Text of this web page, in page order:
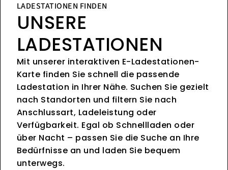
LADESTATIONEN FINDEN
UNSERE
LADESTATIONEN
Mit unserer interaktiven E-Ladestationen-
Karte finden Sie schnell die passende
Ladestation in Ihrer Nähe. Suchen Sie gezielt
nach Standorten und filtern Sie nach
Anschlussart, Ladeleistung oder
Verfügbarkeit. Egal ob Schnellladen oder
über Nacht – passen Sie die Suche an Ihre
Bedürfnisse an und laden Sie bequem
unterwegs.